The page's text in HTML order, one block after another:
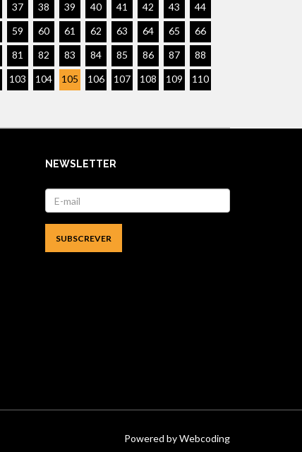
37 38 39 40 41 42 43
44
59 60 61 62 63 64 65
66
81 82 83 84 85 86 87
88
103 104 105 106 107 108 109
110
NEWSLETTER
Powered byWebcoding